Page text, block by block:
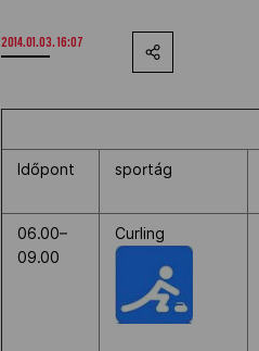
Dakar 2026
MOB
Kettőskarrier-program
2014.01.03. 16:07
Időpont sportág
06.00–
09.00
Curling